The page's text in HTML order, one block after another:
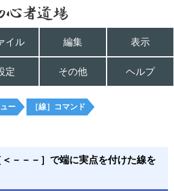
イル 編集 表示
定 その他 ヘルプ
ー
［線］コマンド
＜－－－］で端に実点を付けた線を